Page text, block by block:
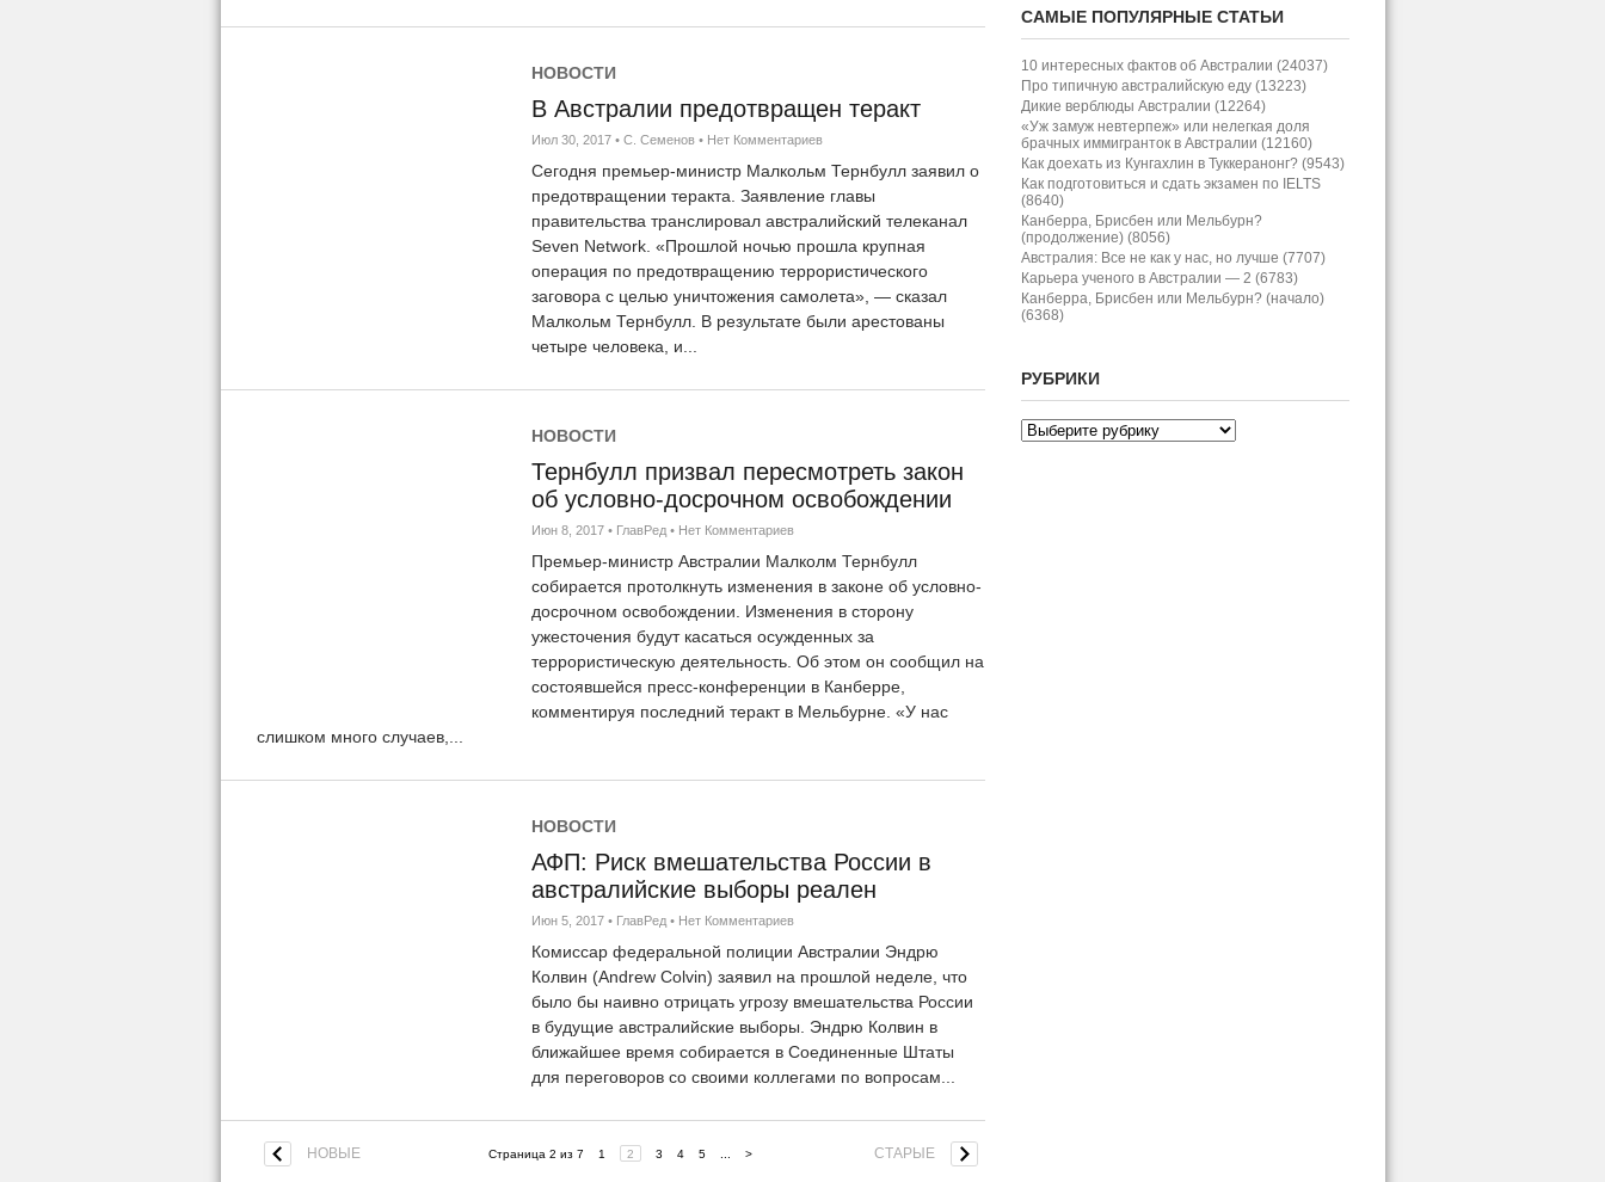
НОВОСТИ
В Австралии предотвращен теракт
Июл 30, 2017 • С. Семенов • Нет Комментариев
Сегодня премьер-министр Малкольм Тернбулл заявил о
предотвращении теракта. Заявление главы
правительства транслировал австралийский телеканал
Seven Network. «Прошлой ночью прошла крупная
операция по предотвращению террористического
заговора с целью уничтожения самолета», — сказал
Малкольм Тернбулл. В результате были арестованы
четыре человека, и...
НОВОСТИ
Тернбулл призвал пересмотреть закон
об условно-досрочном освобождении
Июн 8, 2017 • ГлавРед • Нет Комментариев
Премьер-министр Австралии Малколм Тернбулл
собирается протолкнуть изменения в законе об условно-
досрочном освобождении. Изменения в сторону
ужесточения будут касаться осужденных за
террористическую деятельность. Об этом он сообщил на
состоявшейся пресс-конференции в Канберре,
комментируя последний теракт в Мельбурне. «У нас
слишком много случаев,...
НОВОСТИ
АФП: Риск вмешательства России в
австралийские выборы реален
Июн 5, 2017 • ГлавРед • Нет Комментариев
Комиссар федеральной полиции Австралии Эндрю
Колвин (Andrew Colvin) заявил на прошлой неделе, что
было бы наивно отрицать угрозу вмешательства России
в будущие австралийские выборы. Эндрю Колвин в
ближайшее время собирается в Соединенные Штаты
для переговоров со своими коллегами по вопросам...
Страница 2 из 7
НОВЫЕ 1 2 3 4 5 СТАРЫЕ
>
САМЫЕ ПОПУЛЯРНЫЕ СТАТЬИ
10 интересных фактов об Австралии (24037)
Про типичную австралийскую еду (13223)
Дикие верблюды Австралии (12264)
«Уж замуж невтерпеж» или нелегкая доля
брачных иммигранток в Австралии (12160)
Как доехать из Кунгахлин в Туккеранонг? (9543)
Как подготовиться и сдать экзамен по IELTS
(8640)
Канберра, Брисбен или Мельбурн?
(продолжение) (8056)
Австралия: Все не как у нас, но лучше (7707)
Карьера ученого в Австралии — 2 (6783)
Канберра, Брисбен или Мельбурн? (начало)
(6368)
РУБРИКИ